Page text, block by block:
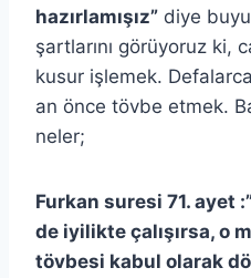
hazırlamışız” diye
şartlarını görüyoruz ki,
kusur işlemek.
an önce tövbe etmek.
neler;
Furkan suresi 71. ayet
de iyilikte çalışırsa, o
tövbesi kabul olarak